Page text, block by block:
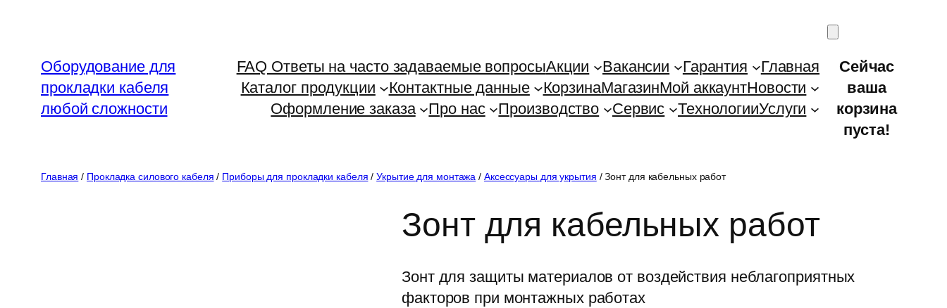
содержимому
Оборудование для
прокладки кабеля
любой сложности
FAQ Ответы на часто задаваемые вопросыАкции Вакансии Гарантия
Главная
Каталог продукции
Контактные данные КорзинаМагазинМой аккаунтНовости
Оформление заказа
Про нас Производство Сервис ТехнологииУслуги
Сейчас
ваша
корзина
пуста!
Главная / Прокладка силового кабеля / Приборы для прокладки кабеля /Укрытие для монтажа / Аксессуары для укрытия / Зонт для кабельных работ
Зонт для кабельных работ
Зонт для защиты материалов от воздействия неблагоприятных
факторов при монтажных работах